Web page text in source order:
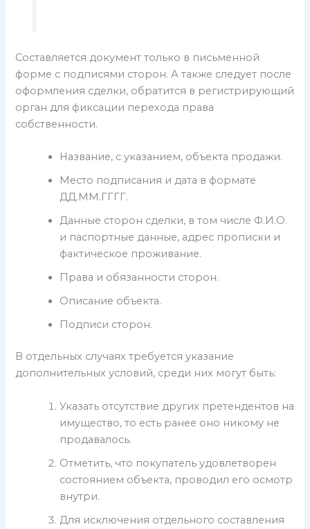
Составляется документ только в письменной
форме с подписями сторон. А также следует после
оформления сделки, обратится в регистрирующий
орган для фиксации перехода права
собственности.
Название, с указанием, объекта продажи.
Место подписания и дата в формате
ДД.ММ.ГГГГ.
Данные сторон сделки, в том числе Ф.И.О.
и паспортные данные, адрес прописки и
фактическое проживание.
Права и обязанности сторон.
Описание объекта.
Подписи сторон.
В отдельных случаях требуется указание
дополнительных условий, среди них могут быть:
Указать отсутствие других претендентов на
имущество, то есть ранее оно никому не
продавалось.
Отметить, что покупатель удовлетворен
состоянием объекта, проводил его осмотр
внутри.
Для исключения отдельного составления